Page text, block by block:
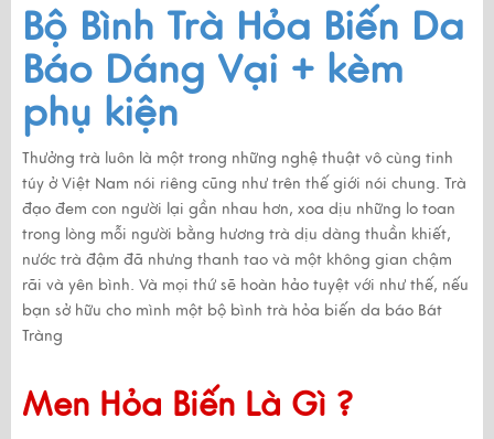
Bộ Bình Trà Hỏa Biến Da
Báo Dáng Vại + kèm
phụ kiện
Thưởng trà luôn là một trong những nghệ thuật vô cùng tinh
túy ở Việt Nam nói riêng cũng như trên thế giới nói chung. Trà
đạo đem con người lại gần nhau hơn, xoa dịu những lo toan
trong lòng mỗi người bằng hương trà dịu dàng thuần khiết,
nước trà đậm đã nhưng thanh tao và một không gian chậm
rãi và yên bình. Và mọi thứ sẽ hoàn hảo tuyệt với như thế, nếu
bạn sở hữu cho mình một bộ bình trà hỏa biến da báo Bát
Tràng
Men Hỏa Biến Là Gì ?